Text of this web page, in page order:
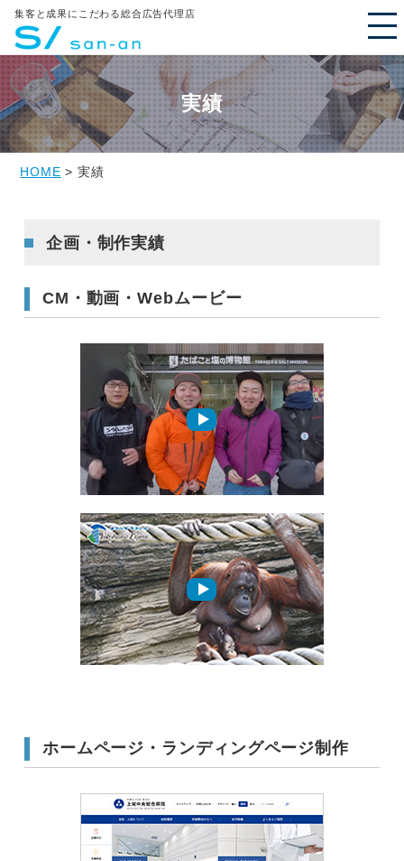
集客と成果にこだわる総合広告代理店
実績
HOME > 実績
企画・制作実績
CM・動画・Webムービー
ホームページ・ランディングページ制作